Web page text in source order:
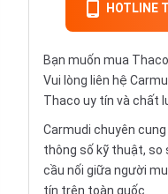
HOTLINE
Bạn muốn mua
Vui lòng liên hệ
Thaco uy tín và chất
Carmudi chuyên
thông số kỹ thuật, so
cầu nối giữa người
tín trên toàn quốc.